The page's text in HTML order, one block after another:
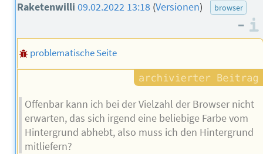
Raketenwilli09.02.2022 13:18 (Versionen) browser
–
problematische Seite
Offenbar kann ich bei der Vielzahl der Browser nicht
erwarten, das sich irgend eine beliebige Farbe vom
Hintergrund abhebt, also muss ich den Hintergrund
mitliefern?